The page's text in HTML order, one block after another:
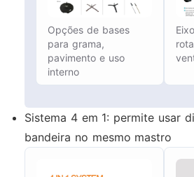
Opções de bases
para grama,
pavimento e uso
interno
Sistema 4 em 1: permite usar
bandeira no mesmo mastro